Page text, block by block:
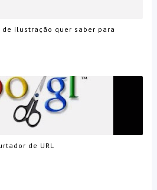
ilustração quer saber para
de URL